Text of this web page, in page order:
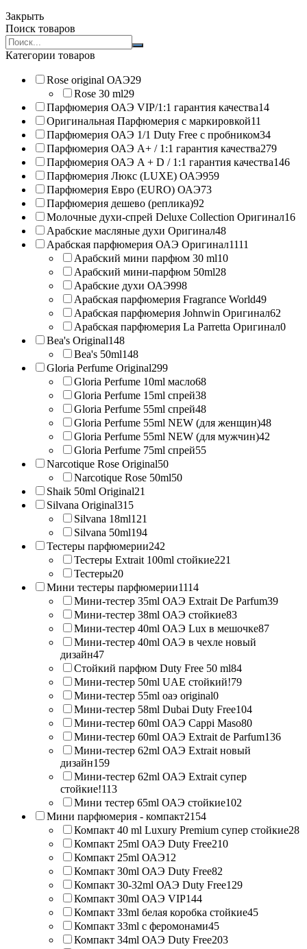
Закрыть
Поиск товаров
Search
products:
Категории товаров
Rose original ОАЭ29
Rose 30 ml29
Парфюмерия ОАЭ VIP/1:1 гарантия качества14
Оригинальная Парфюмерия с маркировкой11
Парфюмерия ОАЭ 1/1 Duty Free с пробником34
Парфюмерия ОАЭ A+ / 1:1 гарантия качества279
Парфюмерия ОАЭ A + D / 1:1 гарантия качества146
Парфюмерия Люкс (LUXE) ОАЭ959
Парфюмерия Евро (EURO) ОАЭ73
Парфюмерия дешево (реплика)92
Молочные духи-спрей Deluxe Collection Оригинал16
Арабские масляные духи Оригинал48
Арабская парфюмерия ОАЭ Оригинал1111
Арабский мини парфюм 30 ml10
Арабский мини-парфюм 50ml28
Арабские духи ОАЭ998
Арабская парфюмерия Fragrance World49
Арабская парфюмерия Johnwin Оригинал62
Арабская парфюмерия La Parretta Оригинал0
Bea's Original148
Bea's 50ml148
Gloria Perfume Original299
Gloria Perfume 10ml масло68
Gloria Perfume 15ml спрей38
Gloria Perfume 55ml спрей48
Gloria Perfume 55ml NEW (для женщин)48
Gloria Perfume 55ml NEW (для мужчин)42
Gloria Perfume 75ml спрей55
Narcotique Rose Original50
Narcotique Rose 50ml50
Shaik 50ml Original21
Silvana Original315
Silvana 18ml121
Silvana 50ml194
Тестеры парфюмерии242
Тестеры Extrait 100ml стойкие221
Тестеры20
Мини тестеры парфюмерии1114
Мини-тестер 35ml ОАЭ Extrait De Parfum39
Мини-тестер 38ml ОАЭ стойкие83
Мини-тестер 40ml ОАЭ Lux в мешочке87
Мини-тестер 40ml ОАЭ в чехле новый
дизайн47
Стойкий парфюм Duty Free 50 ml84
Мини-тестер 50ml UAE стойкий!79
Мини-тестер 55ml оаэ original0
Мини-тестер 58ml Dubai Duty Free104
Мини-тестер 60ml ОАЭ Cappi Maso80
Мини-тестер 60ml ОАЭ Extrait de Parfum136
Мини-тестер 62ml ОАЭ Extrait новый
дизайн159
Мини-тестер 62ml ОАЭ Extrait супер
стойкие!113
Мини тестер 65ml ОАЭ стойкие102
Мини парфюмерия - компакт2154
Компакт 40 ml Luxury Premium супер стойкие28
Компакт 25ml ОАЭ Duty Free210
Компакт 25ml ОАЭ12
Компакт 30ml ОАЭ Duty Free82
Компакт 30-32ml ОАЭ Duty Free129
Компакт 30ml ОАЭ VIP144
Компакт 33ml белая коробка стойкие45
Компакт 33ml с феромонами45
Компакт 34ml ОАЭ Duty Free203